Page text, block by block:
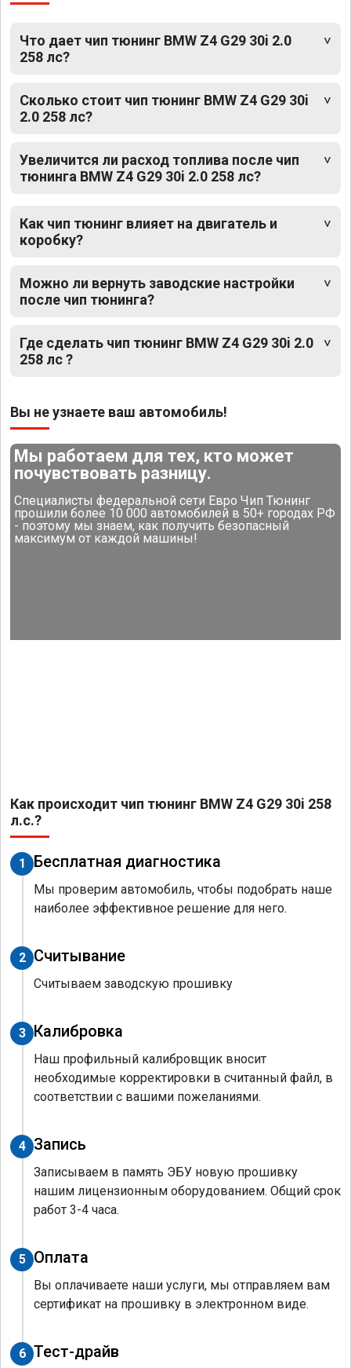
Что дает чип тюнинг BMW Z4 G29 30i 2.0
258 лс?
Сколько стоит чип тюнинг BMW Z4 G29 30i
2.0 258 лс?
Увеличится ли расход топлива после чип
тюнинга BMW Z4 G29 30i 2.0 258 лс?
Как чип тюнинг влияет на двигатель и
коробку?
Можно ли вернуть заводские настройки
после чип тюнинга?
Где сделать чип тюнинг BMW Z4 G29 30i 2.0
258 лс ?
Вы не узнаете ваш автомобиль!
Мы работаем для тех, кто может
почувствовать разницу.
Специалисты федеральной сети Евро Чип Тюнинг
прошили более 10 000 автомобилей в 50+ городах РФ
- поэтому мы знаем, как получить безопасный
максимум от каждой машины!
Как происходит чип тюнинг BMW Z4 G29 30i 258
л.с.?
1 Бесплатная диагностика
Мы проверим автомобиль, чтобы подобрать наше
наиболее эффективное решение для него.
2 Считывание
Считываем заводскую прошивку
3 Калибровка
Наш профильный калибровщик вносит
необходимые корректировки в считанный файл, в
соответствии с вашими пожеланиями.
4 Запись
Записываем в память ЭБУ новую прошивку
нашим лицензионным оборудованием. Общий срок
работ 3-4 часа.
5 Оплата
Вы оплачиваете наши услуги, мы отправляем вам
сертификат на прошивку в электронном виде.
6 Тест-драйв